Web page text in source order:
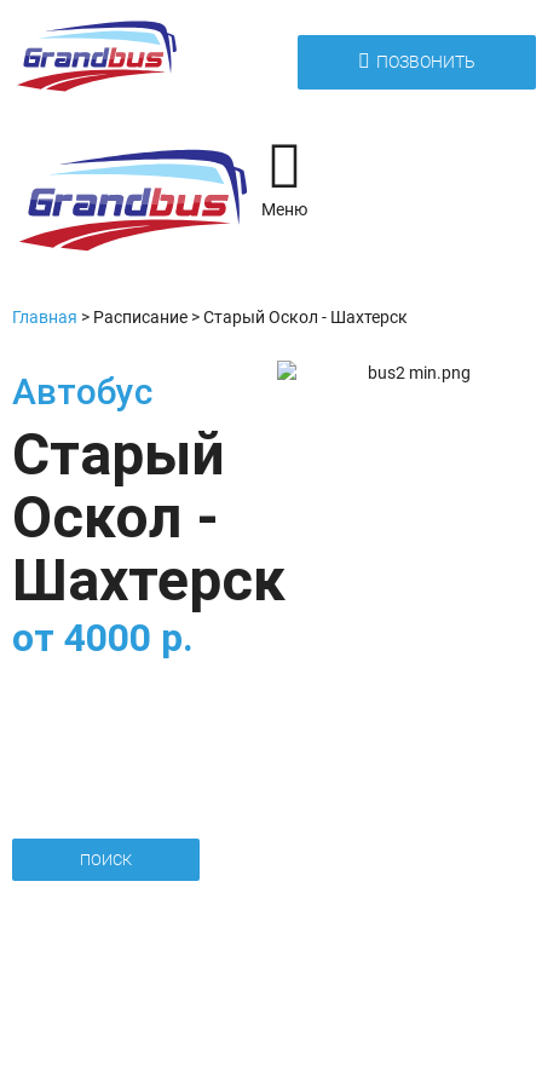
ПОЗВОНИТЬ
Меню
Главная > Расписание >Старый Оскол - Шахтерск
Автобус
Старый
Оскол -
Шахтерск
от 4000 р.
ПОИСК